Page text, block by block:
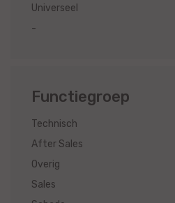
Universeel
-
Functiegroep
Technisch
After Sales
Overig
Sales